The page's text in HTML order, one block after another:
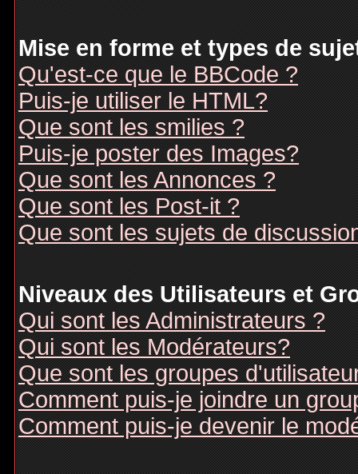
Mise en forme et types de
Qu'est-ce que le BBCode ?
Puis-je utiliser le HTML?
Que sont les smilies ?
Puis-je poster des Images?
Que sont les Annonces ?
Que sont les Post-it ?
Que sont les sujets de
Niveaux des Utilisateurs et
Qui sont les Administrateurs ?
Qui sont les Modérateurs?
Que sont les groupes
Comment puis-je joindre un
Comment puis-je devenir le